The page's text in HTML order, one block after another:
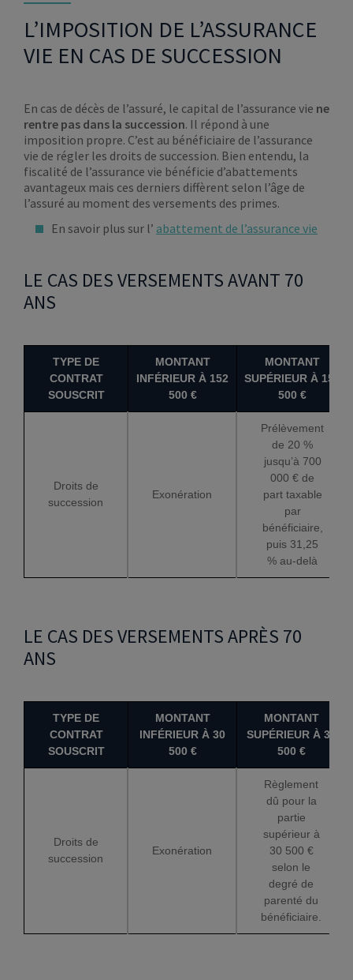
L’IMPOSITION DE L’ASSURANCE
VIE EN CAS DE SUCCESSION
En cas de décès de l’assuré, le capital de l’assurance vie ne
rentre pas dans la succession. Il répond à une
imposition propre. C’est au bénéficiaire de l’assurance
vie de régler les droits de succession. Bien entendu, la
fiscalité de l’assurance vie bénéficie d’abattements
avantageux mais ces derniers diffèrent selon l’âge de
l’assuré au moment des versements des primes.
En savoir plus sur l’ abattement de l’assurance vie
LE CAS DES VERSEMENTS AVANT 70
ANS
TYPE DE
CONTRAT
SOUSCRIT
MONTANT
INFÉRIEUR À 152
500 €
MONTANT
SUPÉRIEUR À 152
500 €
Droits de
succession
Exonération
Prélèvement
de 20 %
jusqu’à 700
000 € de
part taxable
par
bénéficiaire,
puis 31,25
% au-delà
LE CAS DES VERSEMENTS APRÈS 70
ANS
TYPE DE
CONTRAT
SOUSCRIT
MONTANT
INFÉRIEUR À 30
500 €
MONTANT
SUPÉRIEUR À 30
500 €
Droits de
succession
Exonération
Règlement
dû pour la
partie
supérieur à
30 500 €
selon le
degré de
parenté du
bénéficiaire.